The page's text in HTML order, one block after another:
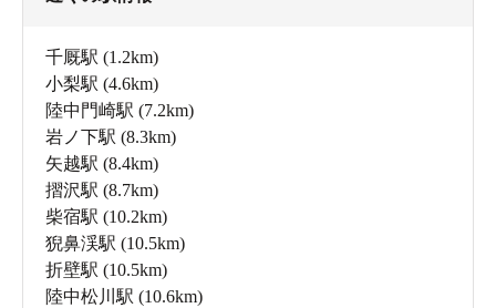
千厩駅 (1.2km)
小梨駅 (4.6km)
陸中門崎駅 (7.2km)
岩ノ下駅 (8.3km)
矢越駅 (8.4km)
摺沢駅 (8.7km)
柴宿駅 (10.2km)
猊鼻渓駅 (10.5km)
折壁駅 (10.5km)
陸中松川駅 (10.6km)